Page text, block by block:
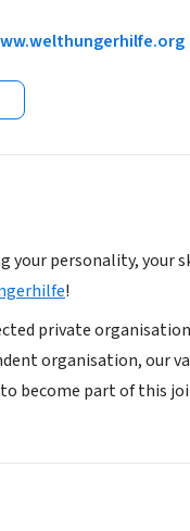
your personality,
!
private
organisation, our
become part of this